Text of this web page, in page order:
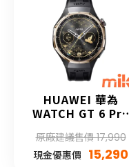
HUAWEI 華為
WATCH GT 6 Pro
藏版
原廠建議售價 17,990
現金優惠價 15,290